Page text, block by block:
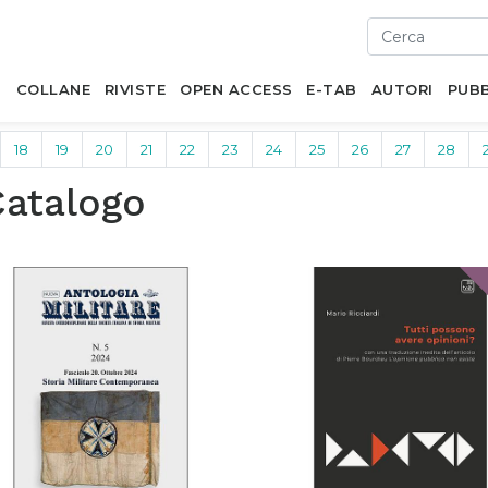
COLLANE RIVISTE OPEN ACCESS E-TAB AUTORI
18 19 20 21 22 23 24 25 26 27 28